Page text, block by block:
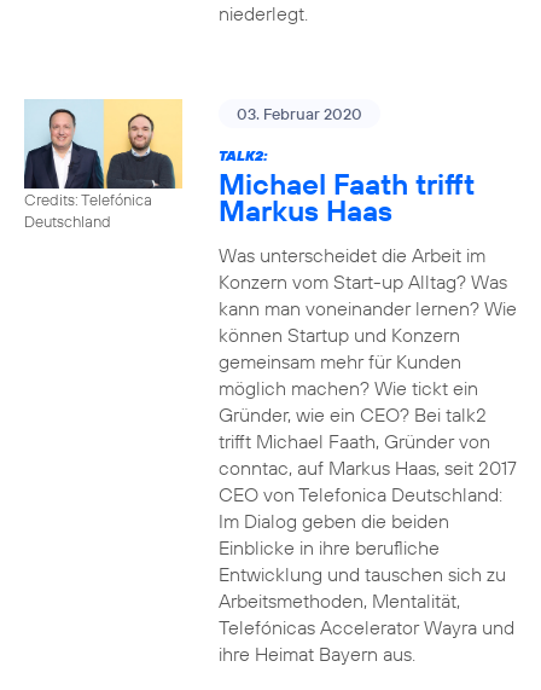
niederlegt.
Credits: Telefónica
Deutschland
03. Februar 2020
TALK2:
Michael Faath trifft
Markus Haas
Was unterscheidet die Arbeit im
Konzern vom Start-up Alltag? Was
kann man voneinander lernen? Wie
können Startup und Konzern
gemeinsam mehr für Kunden
möglich machen? Wie tickt ein
Gründer, wie ein CEO? Bei talk2
trifft Michael Faath, Gründer von
conntac, auf Markus Haas, seit 2017
CEO von Telefonica Deutschland:
Im Dialog geben die beiden
Einblicke in ihre berufliche
Entwicklung und tauschen sich zu
Arbeitsmethoden, Mentalität,
Telefónicas Accelerator Wayra und
ihre Heimat Bayern aus.